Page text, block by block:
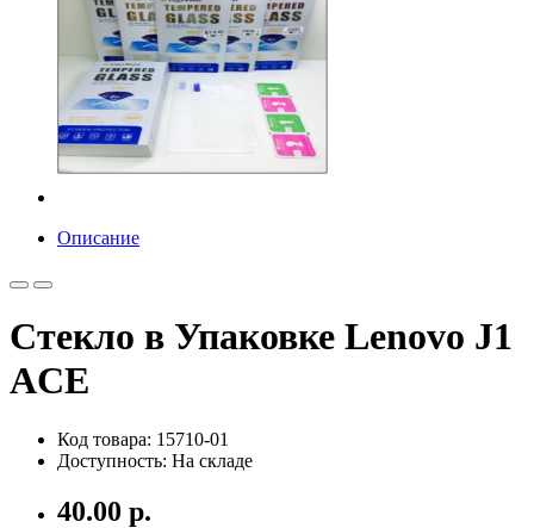
Описание
Стекло в Упаковке Lenovo J1
ACE
Код товара: 15710-01
Доступность: На складе
40.00 р.